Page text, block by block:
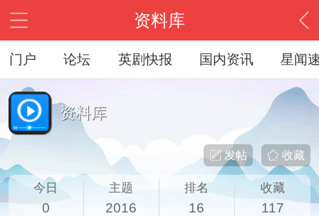
资料库
门户 论坛 英剧快报 国内资讯 星闻
资料库
收藏
发帖
今日
0
主题
2016
排名
16
收藏
117